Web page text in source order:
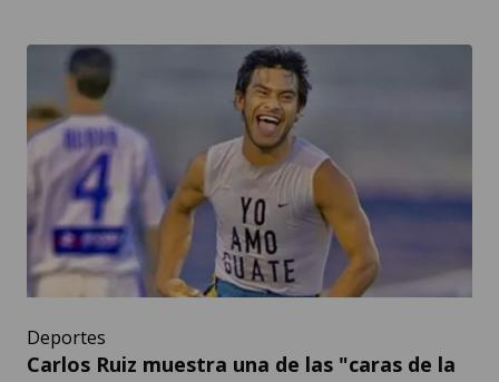
Deportes
Carlos Ruiz muestra una de las "caras de la